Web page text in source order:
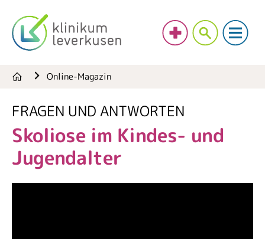
Online-Magazin
FRAGEN UND ANTWORTEN
Skoliose im Kindes- und
Jugendalter